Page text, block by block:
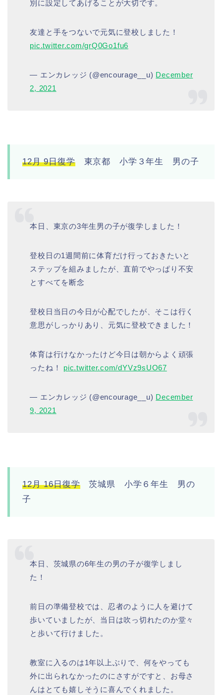
別に設定してあげることが大切です。
友達と手をつないで元気に登校しました！
pic.twitter.com/grQ0Go1fu6
— エンカレッジ (@encourage__u) December
2, 2021
12月 9日復学東京都 小学３年生 男の子
本日、東京の3年生男の子が復学しました！
登校日の1週間前に体育だけ行っておきたいと
ステップを組みましたが、直前でやっぱり不安
とすべてを断念
登校日当日の今日が心配でしたが、そこは行く
意思がしっかりあり、元気に登校できました！
体育は行けなかったけど今日は朝からよく頑張
ったね！ pic.twitter.com/dYVz9sUO67
— エンカレッジ (@encourage__u) December
9, 2021
12月 16日復学茨城県 小学６年生 男の
子
本日、茨城県の6年生の男の子が復学しまし
た！
前日の準備登校では、忍者のように人を避けて
歩いていましたが、当日は吹っ切れたのか堂々
と歩いて行けました。
教室に入るのは1年以上ぶりで、何をやっても
外に出られなかったのにさすがですと、お母さ
んはとても嬉しそうに喜んでくれました。